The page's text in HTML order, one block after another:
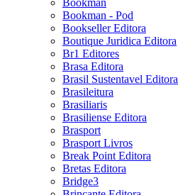
Bookman
Bookman - Pod
Bookseller Editora
Boutique Juridica Editora
Br1 Editores
Brasa Editora
Brasil Sustentavel Editora
Brasileitura
Brasiliaris
Brasiliense Editora
Brasport
Brasport Livros
Break Point Editora
Bretas Editora
Bridge3